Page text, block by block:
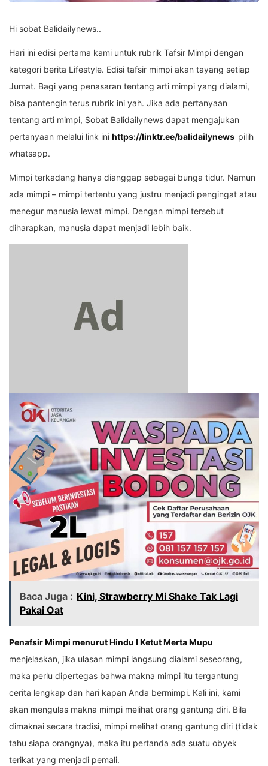
Hi sobat Balidailynews..
Hari ini edisi pertama kami untuk rubrik Tafsir Mimpi dengan
kategori berita Lifestyle. Edisi tafsir mimpi akan tayang setiap
Jumat. Bagi yang penasaran tentang arti mimpi yang dialami,
bisa pantengin terus rubrik ini yah. Jika ada pertanyaan
tentang arti mimpi, Sobat Balidailynews dapat mengajukan
pertanyaan melalui link ini https://linktr.ee/balidailynews pilih
whatsapp.
Mimpi terkadang hanya dianggap sebagai bunga tidur. Namun
ada mimpi – mimpi tertentu yang justru menjadi pengingat atau
menegur manusia lewat mimpi. Dengan mimpi tersebut
diharapkan, manusia dapat menjadi lebih baik.
Baca Juga : Kini, Strawberry Mi Shake Tak Lagi
Pakai Oat
Penafsir Mimpi menurut Hindu I Ketut Merta Mupu
menjelaskan, jika ulasan mimpi langsung dialami seseorang,
maka perlu dipertegas bahwa makna mimpi itu tergantung
cerita lengkap dan hari kapan Anda bermimpi. Kali ini, kami
akan mengulas makna mimpi melihat orang gantung diri. Bila
dimaknai secara tradisi, mimpi melihat orang gantung diri (tidak
tahu siapa orangnya), maka itu pertanda ada suatu obyek
terikat yang menjadi pemali.